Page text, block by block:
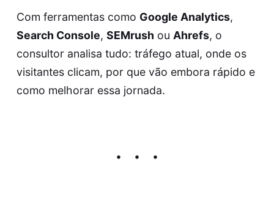
Com ferramentas como Google Analytics,
Search Console, SEMrush ou Ahrefs, o
consultor analisa tudo: tráfego atual, onde os
visitantes clicam, por que vão embora rápido e
como melhorar essa jornada.